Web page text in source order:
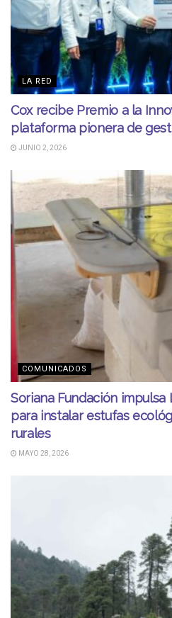
LA RED
Cox recibe Premio a la
plataforma pionera de
JUNIO 2, 2026
COMUNICADOS
Soriana Fundación impulsa
para instalar estufas
rurales
MAYO 28, 2026